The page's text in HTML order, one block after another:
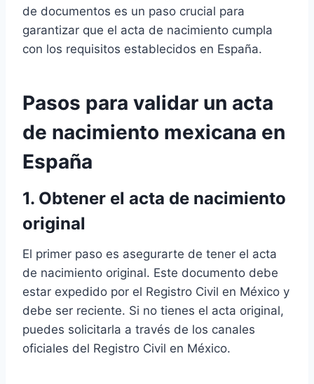
de documentos es un paso crucial para
garantizar que el acta de nacimiento cumpla
con los requisitos establecidos en España.
Pasos para validar un acta
de nacimiento mexicana en
España
1. Obtener el acta de nacimiento
original
El primer paso es asegurarte de tener el acta
de nacimiento original. Este documento debe
estar expedido por el Registro Civil en México y
debe ser reciente. Si no tienes el acta original,
puedes solicitarla a través de los canales
oficiales del Registro Civil en México.